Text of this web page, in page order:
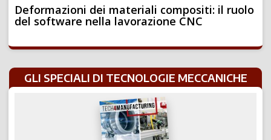
Deformazioni dei materiali compositi: il ruolo
del software nella lavorazione CNC
GLI SPECIALI DI TECNOLOGIE MECCANICHE